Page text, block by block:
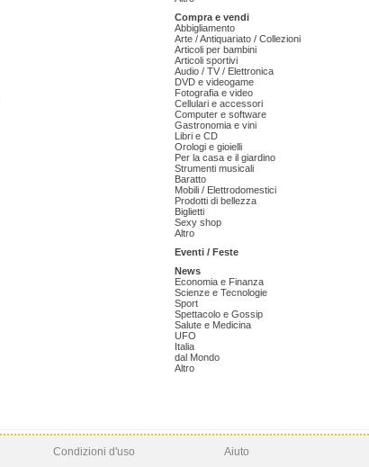
Compra e vendi
Abbigliamento
Arte / Antiquariato / Collezioni
Articoli per bambini
Articoli sportivi
Audio / TV / Elettronica
DVD e videogame
Fotografia e video
Cellulari e accessori
Computer e software
Gastronomia e vini
Libri e CD
Orologi e gioielli
Per la casa e il giardino
Strumenti musicali
Baratto
Mobili / Elettrodomestici
Prodotti di bellezza
Biglietti
Sexy shop
Altro
Eventi / Feste
News
Economia e Finanza
Scienze e Tecnologie
Sport
Spettacolo e Gossip
Salute e Medicina
UFO
Italia
dal Mondo
Altro
Condizioni d'uso Aiuto